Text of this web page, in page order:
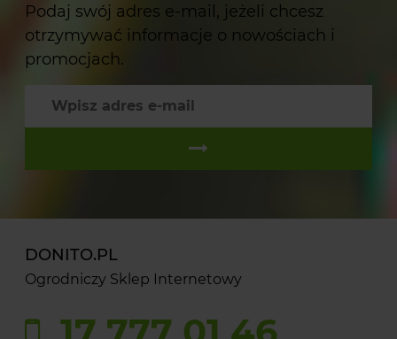
Podaj swój adres e-mail, jeżeli chcesz
otrzymywać informacje o nowościach i
promocjach.
DONITO.PL
Ogrodniczy Sklep Internetowy